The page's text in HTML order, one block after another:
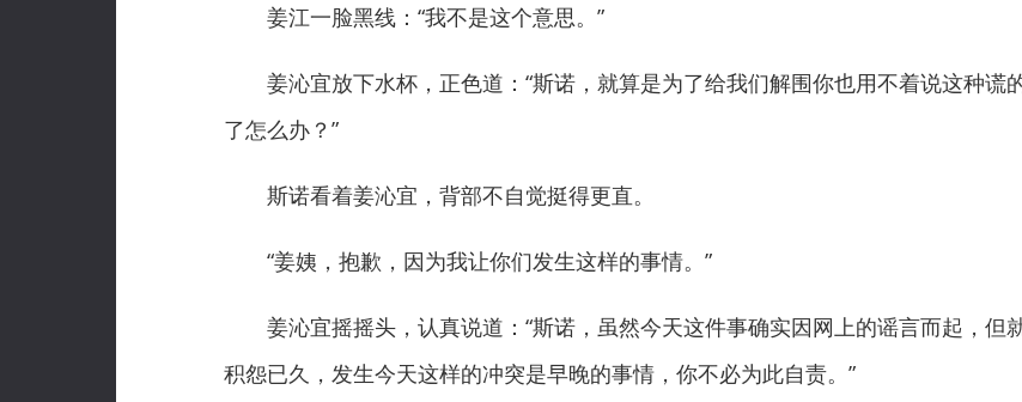
姜江一脸黑线：“我不是这个意思。”
姜沁宜放下水杯，正色道：“斯诺，就算是为了给我们解围你也用不着说这种谎
了怎么办？”
斯诺看着姜沁宜，背部不自觉挺得更直。
“姜姨，抱歉，因为我让你们发生这样的事情。”
姜沁宜摇摇头，认真说道：“斯诺，虽然今天这件事确实因网上的谣言而起，但
积怨已久，发生今天这样的冲突是早晚的事情，你不必为此自责。”